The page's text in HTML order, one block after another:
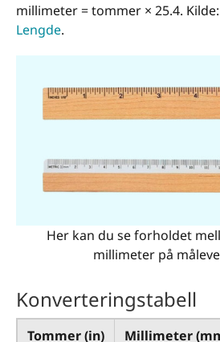
millimeter = tommer × 25.4. Kilde:
Lengde.
Her kan du se forholdet
millimeter på
Konverteringstabell
Tommer (in) Millimeter